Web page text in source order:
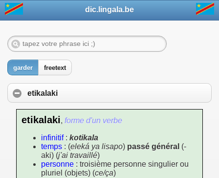
dic.lingala.be
garder freetext
etikalaki
etikalaki, forme d'un verbe
infinitif: kotikala
temps : (eleká ya lisapo) passé général (-
aki) (j'ai travaillé)
personne : troisième personne singulier ou
pluriel (objets) (ce/ça)